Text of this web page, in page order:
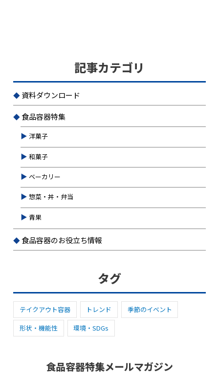
記事カテゴリ
資料ダウンロード
食品容器特集
洋菓子
和菓子
ベーカリー
惣菜・丼・弁当
青果
食品容器のお役立ち情報
タグ
テイクアウト容器 トレンド
季節のイベント
形状・機能性
環境・SDGs
食品容器特集メールマガジン